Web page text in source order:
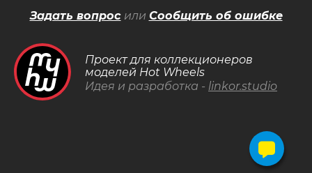
Проект для коллекционеров
моделей Hot Wheels
Идея и разработка - linkor.studio
Задать вопросили Сообщить об ошибке